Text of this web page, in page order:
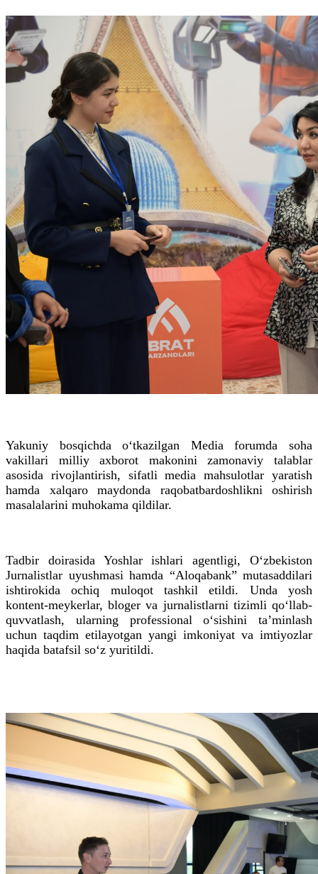
Yakuniy bosqichda o‘tkazilgan Media forumda soha
vakillari milliy axborot makonini zamonaviy talablar
asosida rivojlantirish, sifatli media mahsulotlar yaratish
hamda xalqaro maydonda raqobatbardoshlikni oshirish
masalalarini muhokama qildilar.
Tadbir doirasida Yoshlar ishlari agentligi, O‘zbekiston
Jurnalistlar uyushmasi hamda “Aloqabank” mutasaddilari
ishtirokida ochiq muloqot tashkil etildi. Unda yosh
kontent-meykerlar, bloger va jurnalistlarni tizimli qo‘llab-
quvvatlash, ularning professional o‘sishini ta’minlash
uchun taqdim etilayotgan yangi imkoniyat va imtiyozlar
haqida batafsil so‘z yuritildi.